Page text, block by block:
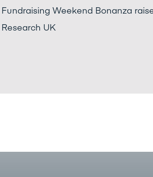
Fundraising Weekend Bonanza
Research UK